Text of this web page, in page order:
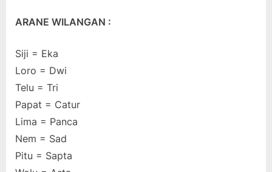
ARANE WILANGAN :
Siji = Eka
Loro = Dwi
Telu = Tri
Papat = Catur
Lima = Panca
Nem = Sad
Pitu = Sapta